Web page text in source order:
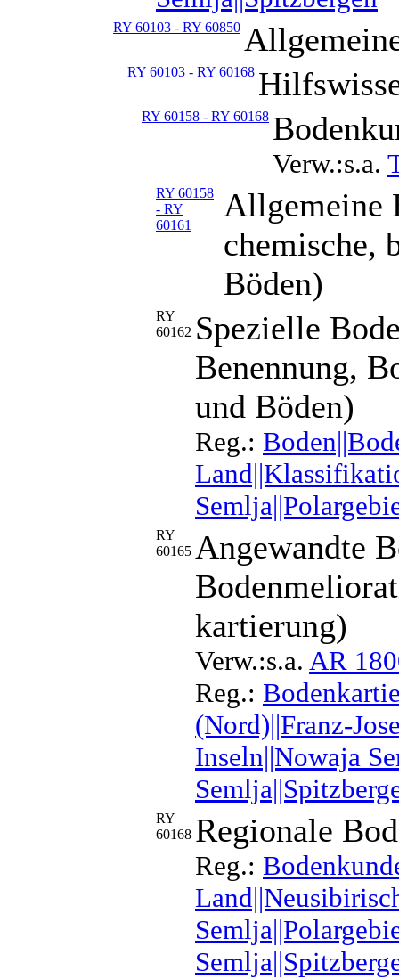
RY 60103 - RY 60850
RY 60103 - RY 60168
RY 60158 - RY 60168
Verw.:s.a.
RY 60158
- RY
60161
Allgemeine
chemische,
Böden)
RY
60162 Spezielle
Benennung,
und Böden)
Reg.:
RY
60165 Angewandte
kartierung)
Verw.:s.a. AR
Reg.:
(Nord)||Franz-
Inseln||Nowaja
RY
60168 Regionale
Reg.: